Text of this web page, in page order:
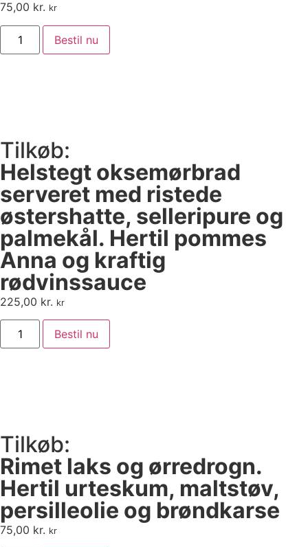
75,00 kr. kr
Bestil nu
Tilkøb:
Helstegt oksemørbrad
serveret med ristede
østershatte, selleripure og
palmekål. Hertil pommes
Anna og kraftig
rødvinssauce
225,00 kr. kr
Bestil nu
Tilkøb:
Rimet laks og ørredrogn.
Hertil urteskum, maltstøv,
persilleolie og brøndkarse
75,00 kr. kr